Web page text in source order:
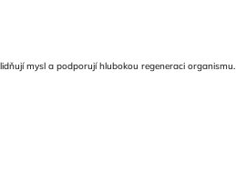
mysl a podporují hlubokou regeneraci organismu.